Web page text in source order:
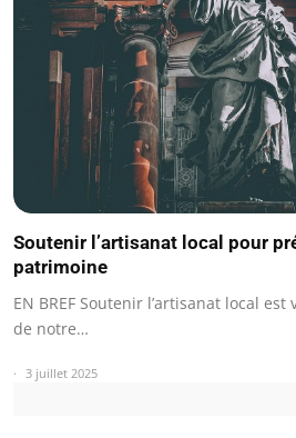
Soutenir l’artisanat local pour
patrimoine
EN BREF Soutenir l’artisanat local
de notre…
3 juillet 2025